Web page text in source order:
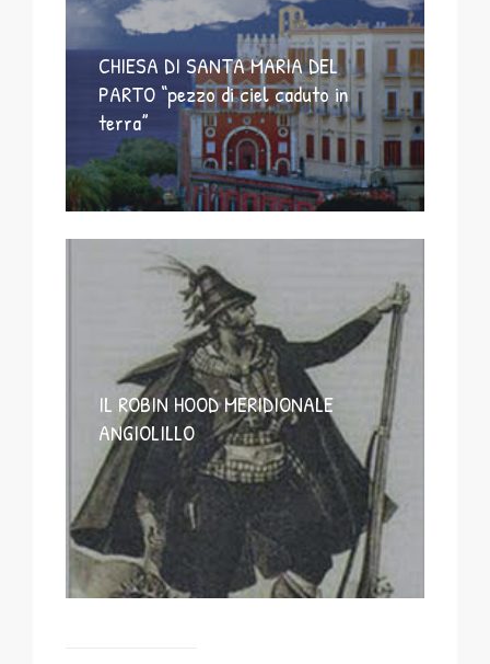
CHIESA DI SANTA MARIA DEL
PARTO “pezzo di ciel caduto in
terra”
IL ROBIN HOOD MERIDIONALE
ANGIOLILLO